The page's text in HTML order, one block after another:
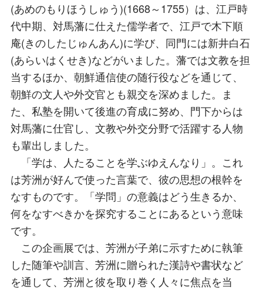
(あめのもりほうしゅう)(1668～1755）は、江戸時
代中期、対馬藩に仕えた儒学者で、江戸で木下順
庵(きのしたじゅんあん)に学び、同門には新井白石
(あらいはくせき)などがいました。藩では文教を担
当するほか、朝鮮通信使の随行役などを通じて、
朝鮮の文人や外交官とも親交を深めました。ま
た、私塾を開いて後進の育成に努め、門下からは
対馬藩に仕官し、文教や外交分野で活躍する人物
も輩出しました。
「学は、人たることを学ぶゆえんなり」。これ
は芳洲が好んで使った言葉で、彼の思想の根幹を
なすものです。「学問」の意義はどう生きるか、
何をなすべきかを探究することにあるという意味
です。
この企画展では、芳洲が子弟に示すために執筆
した随筆や訓言、芳洲に贈られた漢詩や書状など
を通して、芳洲と彼を取り巻く人々に焦点を当